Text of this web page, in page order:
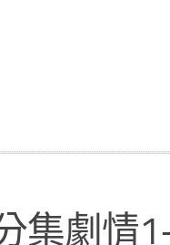
集劇情